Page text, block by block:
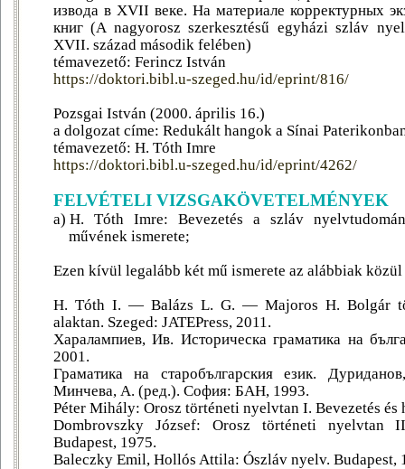
извода в XVII веке. На материале корректурных
книг (A nagyorosz szerkesztésű egyházi szláv
XVII. század második felében)
témavezető: Ferincz István
https://doktori.bibl.u-szeged.hu/id/eprint/816/
Pozsgai István (2000. április 16.)
a dolgozat címe: Redukált hangok a Sínai
témavezető: H. Tóth Imre
https://doktori.bibl.u-szeged.hu/id/eprint/4262/
FELVÉTELI VIZSGAKÖVETELMÉNYEK
a) H. Tóth Imre: Bevezetés a szláv
művének ismerete;
Ezen kívül legalább két mű ismerete az alábbiak
H. Tóth I. ― Balázs L. G. ― Majoros H. Bolgár
alaktan. Szeged: JATEPress, 2011.
Харалампиев, Ив. Историческа граматика на
2001.
Граматика на старобългарския език.
Минчева, А. (ред.). София: БАН, 1993.
Péter Mihály: Orosz történeti nyelvtan I. Bevezetés és
Dombrovszky József: Orosz történeti nyelvtan
Budapest, 1975.
Baleczky Emil, Hollós Attila: Ószláv nyelv. Budapest,